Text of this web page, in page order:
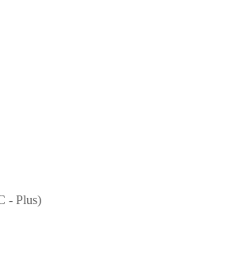
- Plus)